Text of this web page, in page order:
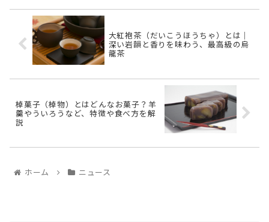
大紅袍茶（だいこうほうちゃ）とは｜
深い岩韻と香りを味わう、最高級の烏
龍茶
棹菓子（棹物）とはどんなお菓子？羊
羹やういろうなど、特徴や食べ方を解
説
ホーム ニュース